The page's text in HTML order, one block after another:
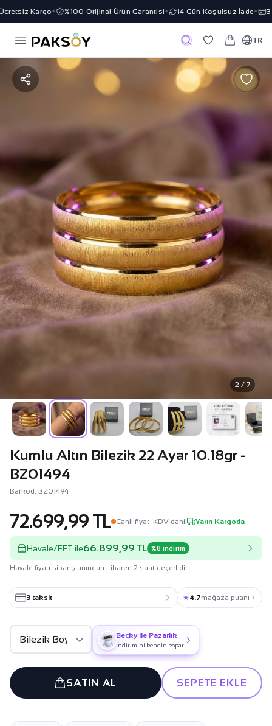
Kargo✦ %100 Orijinal Ürün Garantisi✦ 14 Gün Koşulsuz İade ✦ 3
TR
2 / 7
Kumlu Altın Bilezik 22 Ayar 10.18gr -
BZ01494
Barkod: BZ01494
72.699,99 TL Canli fiyat· KDV dahil Yarın Kargoda
Havale/EFT ile66.899,99 TL %8 indirim
Havale fiyatı sipariş anından itibaren 2 saat geçerlidir.
3 taksit · ★4.7mağaza puanı
Becky ile Pazarlık
İndirimini kendin kopar
SATIN AL SEPETE EKLE